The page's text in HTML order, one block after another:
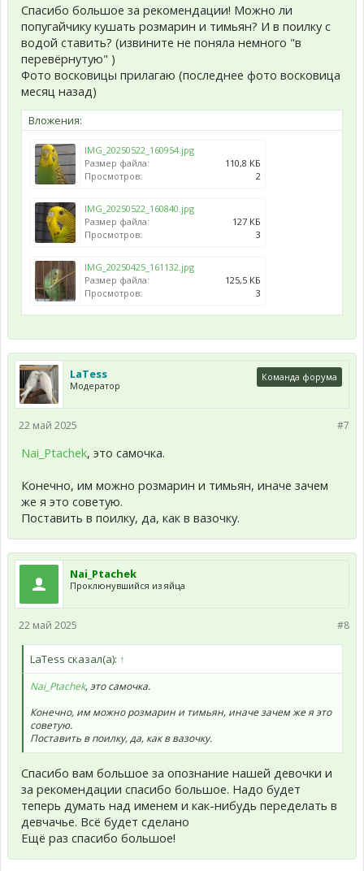
Спасибо большое за рекомендации! Можно ли
попугайчику кушать розмарин и тимьян? И в поилку с
водой ставить? (извините не поняла немного "в
перевёрнутую" )
Фото восковицы прилагаю (последнее фото восковица
месяц назад)
Вложения:
IMG_20250522_160954.jpg
Размер файла:
110,8 КБ
Просмотров:
2
IMG_20250522_160840.jpg
Размер файла:
127 КБ
Просмотров:
3
IMG_20250425_161132.jpg
Размер файла:
125,5 КБ
Просмотров:
3
LaTess
Модератор
Команда форума
#7
22 май 2025
Nai_Ptachek, это самочка.
Конечно, им можно розмарин и тимьян, иначе зачем
же я это советую.
Поставить в поилку, да, как в вазочку.
Nai_Ptachek
Проклюнувшийся из яйца
#8
22 май 2025
LaTess сказал(а): ↑
Nai_Ptachek, это самочка.
Конечно, им можно розмарин и тимьян, иначе зачем же я это
советую.
Поставить в поилку, да, как в вазочку.
Спасибо вам большое за опознание нашей девочки и
за рекомендации спасибо большое. Надо будет
теперь думать над именем и как-нибудь переделать в
девчачье. Всё будет сделано
Ещё раз спасибо большое!